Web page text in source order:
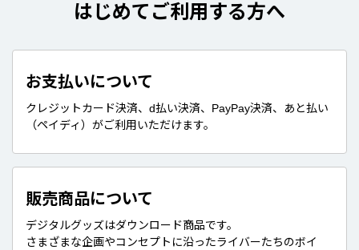
はじめてご利用する方へ
お支払いについて
クレジットカード決済、d払い決済、PayPay決済、あと払い
（ペイディ）がご利用いただけます。
販売商品について
デジタルグッズはダウンロード商品です。
さまざまな企画やコンセプトに沿ったライバーたちのボイ